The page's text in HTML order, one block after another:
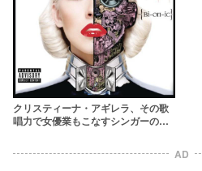
クリスティーナ・アギレラ、その歌
唱力で女優業もこなすシンガーの軌
AD